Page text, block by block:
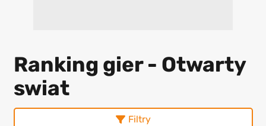
Ranking gier - Otwarty
swiat
Filtry